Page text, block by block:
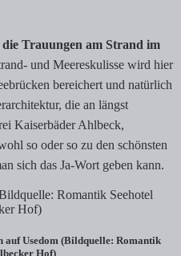
die Trauungen am Strand im
und Meereskulisse wird hier
bereichert und natürlich
die an längst
Kaiserbäder Ahlbeck,
so oder so zu den schönsten
sich das Ja-Wort geben kann.
auf Usedom (Bildquelle: Romantik
Hof)